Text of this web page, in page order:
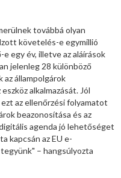
továbbá olyan
követelés-e egymillió
egy év, illetve az aláírások
jelenleg 28 különböző
állampolgárok
alkalmazását. Jól
az ellenőrzési folyamatot
beazonosítása és az
agenda jó lehetőséget
kapcsán az EU e-
– hangsúlyozta